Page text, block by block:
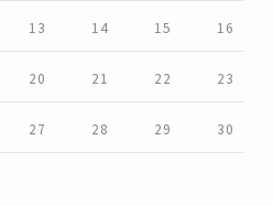
13 14 15 16
20 21 22 23
27 28 29 30